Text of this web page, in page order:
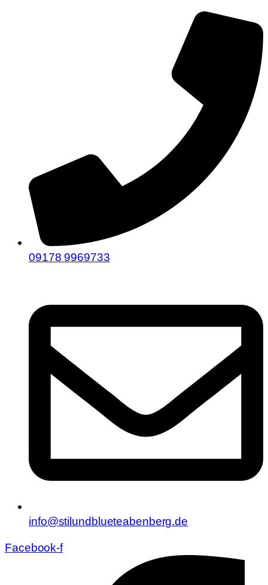
09178 9969733
info@stilundblueteabenberg.de
Facebook-f